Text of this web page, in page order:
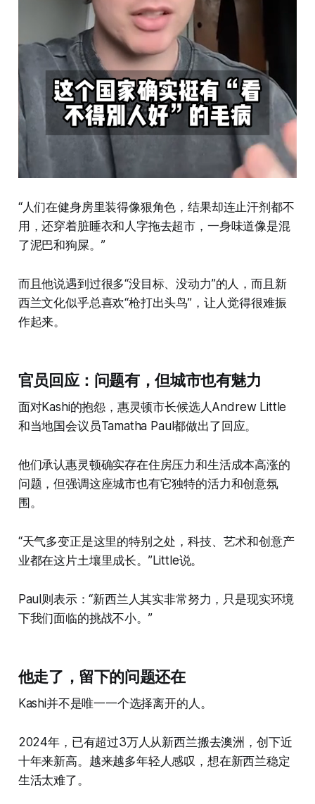
“人们在健身房里装得像狠角色，结果却连止汗剂都不
用，还穿着脏睡衣和人字拖去超市，一身味道像是混
了泥巴和狗屎。”
而且他说遇到过很多“没目标、没动力”的人，而且新
西兰文化似乎总喜欢“枪打出头鸟”，让人觉得很难振
作起来。
官员回应：问题有，但城市也有魅力
面对Kashi的抱怨，惠灵顿市长候选人Andrew Little
和当地国会议员Tamatha Paul都做出了回应。
他们承认惠灵顿确实存在住房压力和生活成本高涨的
问题，但强调这座城市也有它独特的活力和创意氛
围。
“天气多变正是这里的特别之处，科技、艺术和创意产
业都在这片土壤里成长。”Little说。
Paul则表示：“新西兰人其实非常努力，只是现实环境
下我们面临的挑战不小。”
他走了，留下的问题还在
Kashi并不是唯一一个选择离开的人。
2024年，已有超过3万人从新西兰搬去澳洲，创下近
十年来新高。越来越多年轻人感叹，想在新西兰稳定
生活太难了。